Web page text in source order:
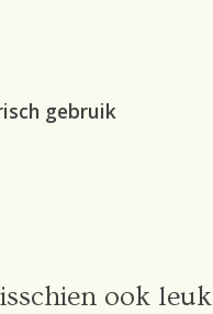
gebruik
ook leuk